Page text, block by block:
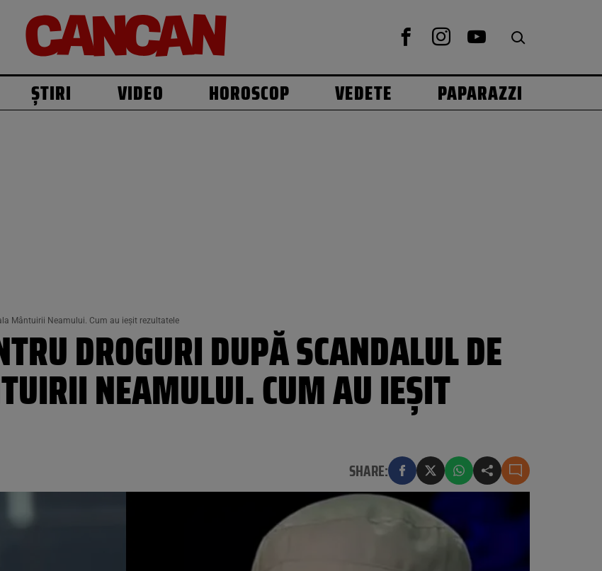
ȘTIRI VIDEO HOROSCOP VEDETE PAPARAZZI
Mântuirii Neamului. Cum au ieșit rezultatele
DROGURI DUPĂ SCANDALUL DE
NEAMULUI. CUM AU IEȘIT
SHARE: